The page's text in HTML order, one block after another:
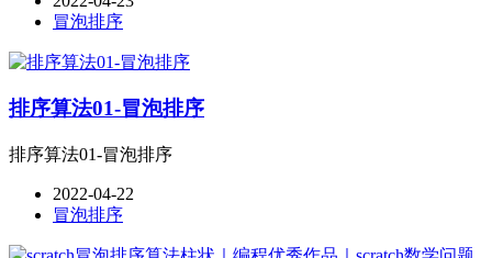
冒泡排序
排序算法01-冒泡排序
排序算法01-冒泡排序
2022-04-22
冒泡排序